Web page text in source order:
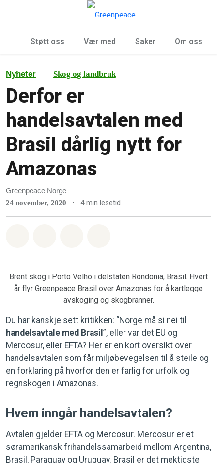
Støtt oss Vær med Saker Om oss
Nyheter Skog og landbruk
Derfor er
handelsavtalen med
Brasil dårlig nytt for
Amazonas
Greenpeace Norge
24 november, 2020 • 4 min lesetid
Brent skog i Porto Velho i delstaten Rondônia, Brasil. Hvert
år flyr Greenpeace Brasil over Amazonas for å kartlegge
avskoging og skogbranner.
Du har kanskje sett kritikken: “Norge må si nei til
handelsavtale med Brasil ”, eller var det EU og
Mercosur, eller EFTA? Her er en kort oversikt over
handelsavtalen som får miljøbevegelsen til å steile og
en forklaring på hvorfor den er farlig for urfolk og
regnskogen i Amazonas.
Hvem inngår handelsavtalen?
Avtalen gjelder EFTA og Mercosur. Mercosur er et
søramerikansk frihandelssamarbeid mellom Argentina,
Brasil, Paraguay og Uruguay. Brasil er det mektigste